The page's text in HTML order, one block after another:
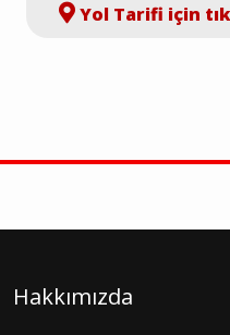
Yol Tarifi için
Hakkımızda